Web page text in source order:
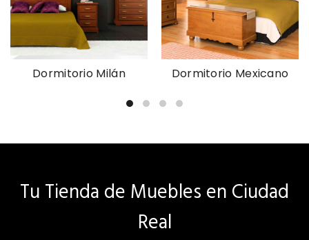
Dormitorio Milán Dormitorio Mexicano
Tu Tienda de Muebles en Ciudad
Real